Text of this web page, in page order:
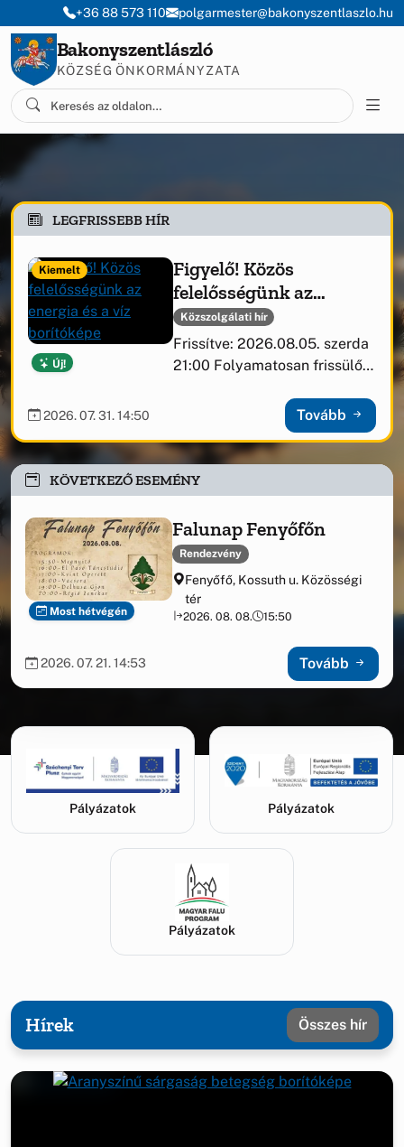
Ugrás a menüre
Ugrás a tartalomra
+36 88 573 110 polgarmester@bakonyszentlaszlo.hu
Bakonyszentlászló
KÖZSÉG ÖNKORMÁNYZATA
LEGFRISSEBB HÍR
Kiemelt
Új!
Figyelő! Közös
felelősségünk az
energia és a víz
Közszolgálati hír
Frissítve: 2026.08.05. szerda
21:00 Folyamatosan frissülő
2026. 07. 31. 14:50 Tovább
KÖVETKEZŐ ESEMÉNY
Most hétvégén
Falunap Fenyőfőn
Rendezvény
Fenyőfő, Kossuth u. Közösségi
tér
2026. 08. 08. 15:50
2026. 07. 21. 14:53 Tovább
Támogatási információk
Pályázatok Pályázatok
Pályázatok
Hírek Összes hír